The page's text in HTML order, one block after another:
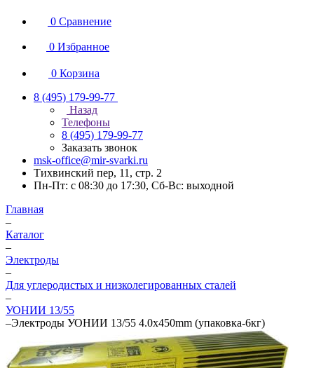
0 Сравнение
0 Избранное
0 Корзина
8 (495) 179-99-77
Назад
Телефоны
8 (495) 179-99-77
Заказать звонок
msk-office@mir-svarki.ru
Тихвинский пер, 11, стр. 2
Пн-Пт: с 08:30 до 17:30, Сб-Вс: выходной
Главная
–
Каталог
–
Электроды
–
Для углеродистых и низколегированных сталей
–
УОНИИ 13/55
–Электроды УОНИИ 13/55 4.0х450mm (упаковка-6кг)